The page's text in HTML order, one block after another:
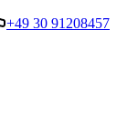
+49 30 91208457